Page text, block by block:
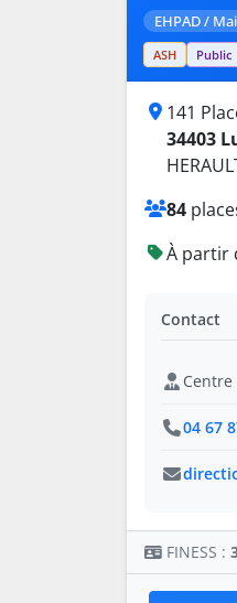
EHPAD /
ASH Public
141
34403
84
À partir
Contact
04 67
FINESS :